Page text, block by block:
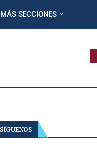
MÁS SECCIONES
SÍGUENOS